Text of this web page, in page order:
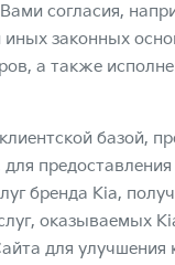
согласия,
иных законных
а также
базой,
предоставления
бренда Kia,
оказываемых
для улучшения